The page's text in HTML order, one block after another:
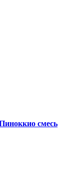
смесь